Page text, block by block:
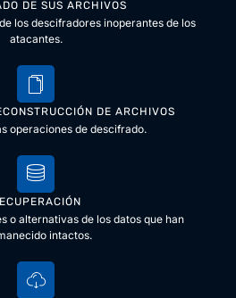
DE SUS ARCHIVOS
los descifradores inoperantes de los
atacantes.
DE ARCHIVOS
operaciones de descifrado.
o alternativas de los datos que han
intactos.